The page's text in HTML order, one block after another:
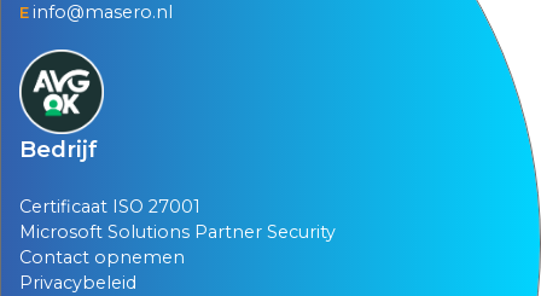
E info@masero.nl
Bedrijf
Certificaat ISO 27001
Microsoft Solutions Partner Security
Contact opnemen
Privacybeleid